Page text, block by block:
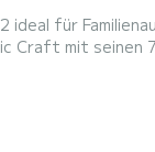
für
Craft mit seinen
ausgestattet.
Sicherheit